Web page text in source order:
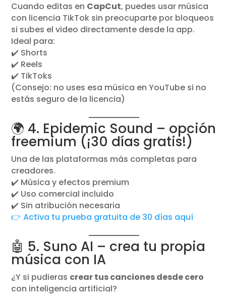
Cuando editas en CapCut, puedes usar música
con licencia TikTok sin preocuparte por bloqueos
si subes el video directamente desde la app.
Ideal para:
✔️ Shorts
✔️ Reels
✔️ TikToks
(Consejo: no uses esa música en YouTube si no
estás seguro de la licencia)
🌍 4. Epidemic Sound – opción
freemium (¡30 días gratis!)
Una de las plataformas más completas para
creadores.
✔️ Música y efectos premium
✔️ Uso comercial incluido
✔️ Sin atribución necesaria
👉 Activa tu prueba gratuita de 30 días aquí
🤖 5. Suno AI – crea tu propia
música con IA
¿Y si pudieras crear tus canciones desde cero
con inteligencia artificial?